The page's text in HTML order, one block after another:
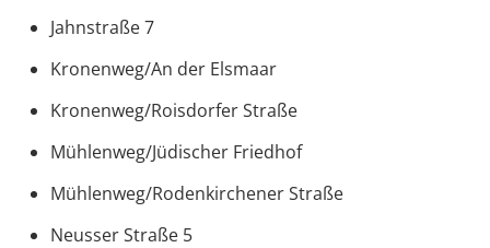
Jahnstraße 7
Kronenweg/An der Elsmaar
Kronenweg/Roisdorfer Straße
Mühlenweg/Jüdischer Friedhof
Mühlenweg/Rodenkirchener Straße
Neusser Straße 5